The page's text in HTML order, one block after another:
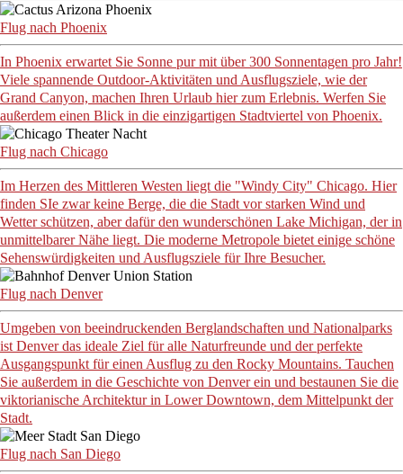
Flug nach Phoenix
In Phoenix erwartet Sie Sonne pur mit über 300 Sonnentagen pro Jahr!
Viele spannende Outdoor-Aktivitäten und Ausflugsziele, wie der
Grand Canyon, machen Ihren Urlaub hier zum Erlebnis. Werfen Sie
außerdem einen Blick in die einzigartigen Stadtviertel von Phoenix.
Flug nach Chicago
Im Herzen des Mittleren Westen liegt die "Windy City" Chicago. Hier
finden SIe zwar keine Berge, die die Stadt vor starken Wind und
Wetter schützen, aber dafür den wunderschönen Lake Michigan, der in
unmittelbarer Nähe liegt. Die moderne Metropole bietet einige schöne
Sehenswürdigkeiten und Ausflugsziele für Ihre Besucher.
Flug nach Denver
Umgeben von beeindruckenden Berglandschaften und Nationalparks
ist Denver das ideale Ziel für alle Naturfreunde und der perfekte
Ausgangspunkt für einen Ausflug zu den Rocky Mountains. Tauchen
Sie außerdem in die Geschichte von Denver ein und bestaunen Sie die
viktorianische Architektur in Lower Downtown, dem Mittelpunkt der
Stadt.
Flug nach San Diego